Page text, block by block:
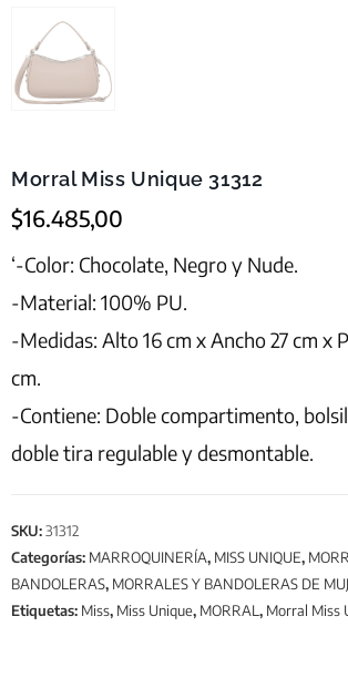
Morral Miss Unique 31312
$16.485,00
‘-Color: Chocolate, Negro y Nude.
-Material: 100% PU.
-Medidas: Alto 16 cm x Ancho 27 cm x
cm.
-Contiene: Doble compartimento,
doble tira regulable y desmontable.
SKU:31312
Categorías: MARROQUINERÍA, MISS UNIQUE,
BANDOLERAS, MORRALES Y BANDOLERAS DE
Etiquetas: Miss, Miss Unique, MORRAL, Morral Miss